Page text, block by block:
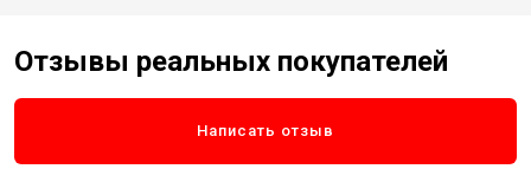
Отзывы реальных покупателей
Написать отзыв